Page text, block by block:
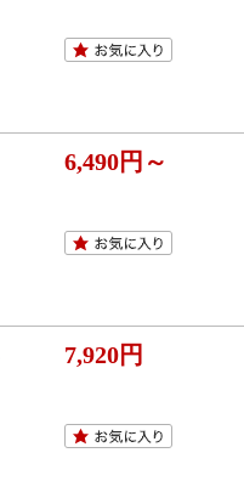
6,490円～
7,920円